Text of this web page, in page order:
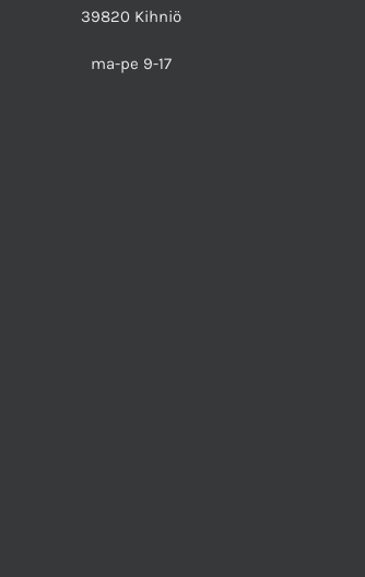
39820 Kihniö
ma-pe 9-17